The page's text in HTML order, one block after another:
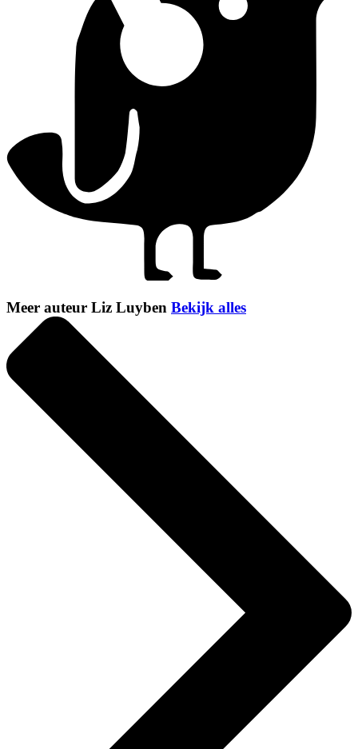
Meer auteur Liz Luyben Bekijk alles